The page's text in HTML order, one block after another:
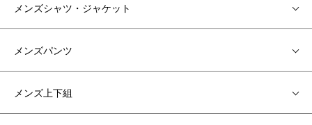
メンズシャツ・ジャケット
メンズパンツ
メンズ上下組